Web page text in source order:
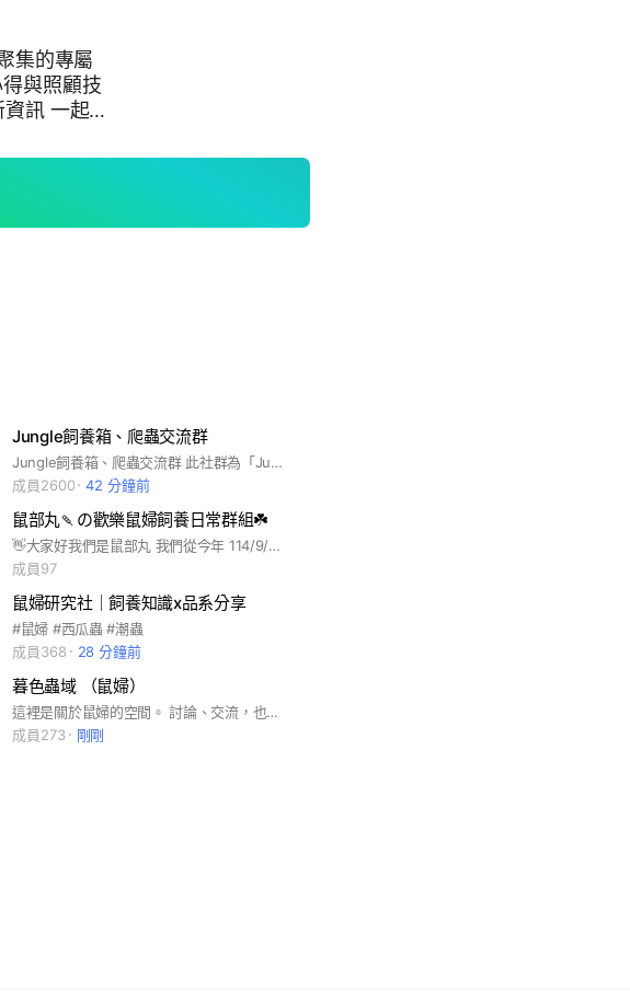
起打
Jungle飼養箱、爬蟲交流群
Jungle飼養箱、爬蟲交流群 此社群為「Jungle 爬箱 兩棲爬蟲生活館」建立的活體、設備交流區，不定時有超值的爬蟲週邊or活體出售，入群者請遵守以下規定： 1.禁止張貼無關爬蟲、廣告訊息、色情散播、騷擾社員等行為，若有請反應給管理員。 2.請保持理性溝通討論，彼此尊重，嚴禁造謠不實之事務，經查證將踢除封鎖。 3.買賣交易請張貼在記事本內，7-14天清理一次。 4.所有交易請自行判斷，版主不擔保任何私下交易。 5.由Jungle 出售的活體100%包健康到您手上，務必收到後全程開箱錄影，已確保自身權益。 #Jungle爬箱
成員2600
42 分鐘前
鼠部丸🍡の歡樂鼠婦飼養日常群組☘️
👋大家好我們是鼠部丸 我們從今年 114/9/6號開始養鼠婦到至今 養鼠婦由我跟我老婆兩人攜手共同飼養，真心喜愛鼠婦😚很開心加入鼠婦家庭 今日決定創群，歡迎不管是新手還是老鳥前輩對鼠婦熱愛有興趣的捧油們 ，都歡迎加入鼠婦大家庭一起討論聊聊天吧！ #鼠婦 #鼠婦聊天室#鼠婦大家庭#一起快樂養鼠婦
成員97
鼠婦研究社｜飼養知識x品系分享
#鼠婦 #西瓜蟲 #潮蟲
成員368
28 分鐘前
暮色蟲域 （鼠婦）
這裡是關於鼠婦的空間。 討論、交流，也有買賣。 分享環境設置、品種觀察， 讓微小的世界被好好對待 #鼠婦
成員273
剛剛